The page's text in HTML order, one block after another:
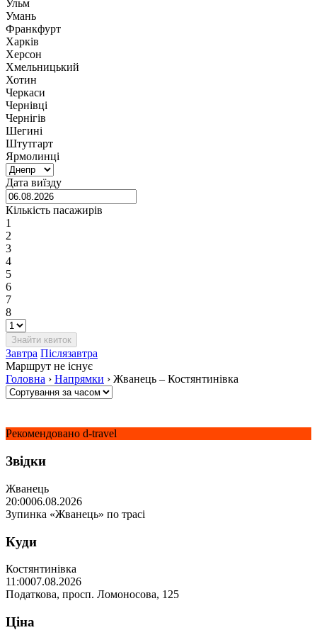
Ульм
Умань
Франкфурт
Харків
Херсон
Хмельницький
Хотин
Черкаси
Чернівці
Чернігів
Шегині
Штутгарт
Ярмолинці
Дата виїзду
Кількість пасажирів
1
2
3
4
5
6
7
8
Завтра Післязавтра
Маршрут не існує
Головна › Напрямки › Жванець – Костянтинівка
Рекомендовано d-travel
Звідки
Жванець
20:0006.08.2026
Зупинка «Жванець» по трасі
Куди
Костянтинівка
11:0007.08.2026
Податкова, просп. Ломоносова, 125
Ціна